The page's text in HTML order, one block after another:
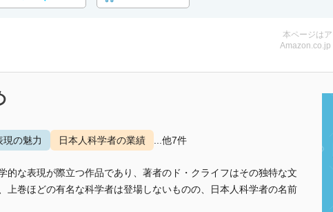
本ページは
現の魅力 日本人科学者の業績 ...他7件
的な表現が際立つ作品であり、著者のド・クライフはその独特な文
上巻ほどの有名な科学者は登場しないものの、日本人科学者の名前